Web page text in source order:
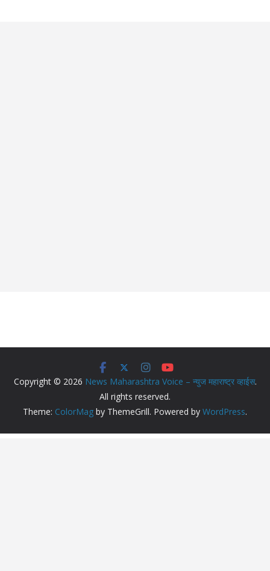
Copyright © 2026 News Maharashtra Voice – न्युज महाराष्ट्र व्हाईस.
All rights reserved.
Theme: ColorMag by ThemeGrill. Powered by WordPress.